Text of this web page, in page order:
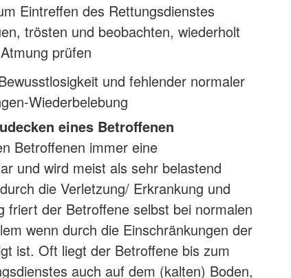
Eintreffen des Rettungsdienstes
trösten und beobachten, wiederholt
prüfen
und fehlender normaler
Wiederbelebung
eines Betroffenen
Betroffenen immer eine
und wird meist als sehr belastend
die Verletzung/ Erkrankung und
friert der Betroffene selbst bei normalen
wenn durch die Einschränkungen der
ist. Oft liegt der Betroffene bis zum
auch auf dem (kalten) Boden,